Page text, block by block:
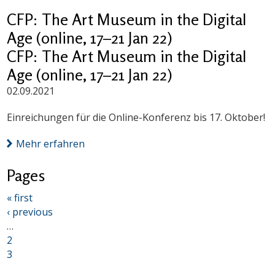
CFP: The Art Museum in the Digital
Age (online, 17–21 Jan 22)
CFP: The Art Museum in the Digital
Age (online, 17–21 Jan 22)
02.09.2021
Einreichungen für die Online-Konferenz bis 17. Oktober!
Mehr erfahren
Pages
« first
‹ previous
…
2
3